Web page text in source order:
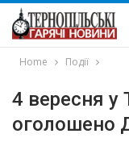
Home Події
4 вересня у
оголошено